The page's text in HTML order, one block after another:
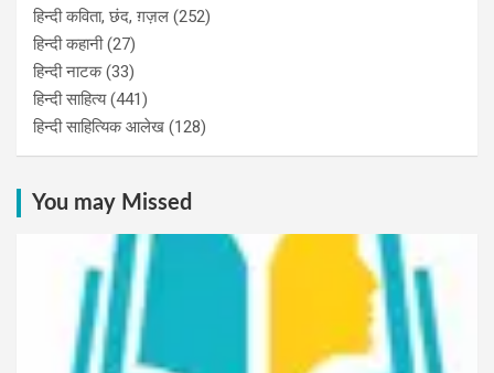
हिन्दी कविता, छंद, ग़ज़ल (252)
हिन्दी कहानी(27)
हिन्‍दी नाटक(33)
हिन्दी साहित्य(441)
हिन्दी साहित्यिक आलेख (128)
You may Missed